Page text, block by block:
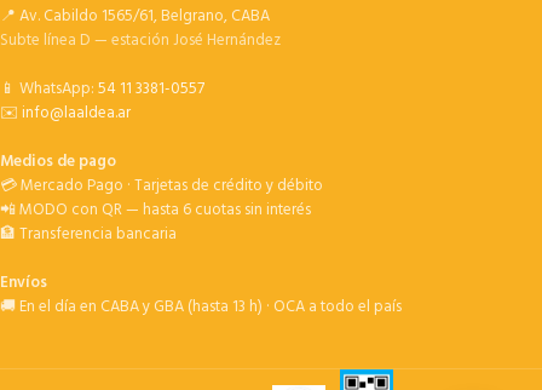
📍 Av. Cabildo 1565/61, Belgrano, CABA
Subte línea D — estación José Hernández
📱 WhatsApp:54 11 3381-0557
✉️info@laaldea.ar
Medios de pago
💳 Mercado Pago · Tarjetas de crédito y débito
📲 MODO con QR — hasta 6 cuotas sin interés
🏦 Transferencia bancaria
Envíos
🚚 En el día en CABA y GBA (hasta 13 h) · OCA a todo el país